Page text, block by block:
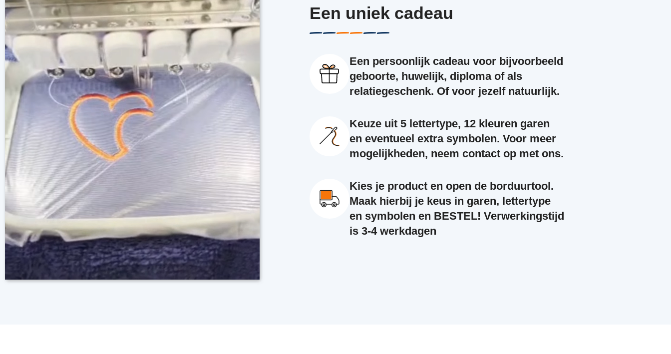
Een uniek cadeau
Een persoonlijk cadeau voor bijvoorbeeld
geboorte, huwelijk, diploma of als
relatiegeschenk. Of voor jezelf natuurlijk.
Keuze uit 5 lettertype, 12 kleuren garen
en eventueel extra symbolen. Voor meer
mogelijkheden, neem contact op met ons.
Kies je product en open de borduurtool.
Maak hierbij je keus in garen, lettertype
en symbolen en BESTEL! Verwerkingstijd
is 3-4 werkdagen